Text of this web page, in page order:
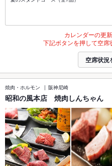
カレンダーの更
下記ボタンを押して空席
空席状況
焼肉・ホルモン 阪神尼崎
昭和の風本店 焼肉しんちゃん